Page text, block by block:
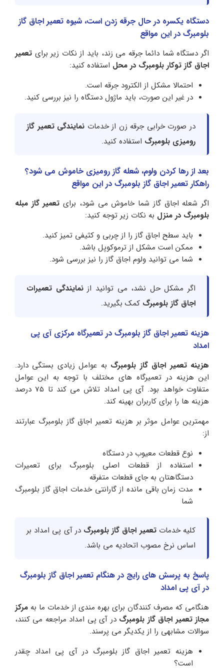
دستگاه یکسره در حال جرقه زدن است، شیوه تعمیر اجاق گاز
بلومبرگ در این مواقع
اگر دستگاه شما دائما جرقه می زند، باید از نکات زیر برای تعمیر
اجاق گاز توکار بلومبرگ در محل استفاده کنید:
احتمالا مشکل از الکترود جرقه است.
در غیر این صورت، باید ماژول دستگاه را نیز بررسی کنید.
در صورت خرابی جرقه زن از خدمات نمایندگی تعمیر گاز
رومیزی بلومبرگ استفاده کنید.
بعد از رها کردن ولوم، شعله گاز رومیزی خاموش می شود؟
راهکار تعمیر اجاق گاز بلومبرگ در این مواقع
اگر شعله اجاق گاز شما خاموش می شود، برایتعمیر گاز مبله
بلومبرگ در منزل به نکات زیر توجه کنید:
باید سطح اجاق گاز را از چربی و کثیفی تمیز کنید.
ممکن است مشکل از ترموکوپل باشد.
شما می توانید ولوم اجاق گاز را نیز بررسی شود.
اگر مشکل حل نشد، می توانید ازنمایندگی تعمیرات
اجاق گاز بلومبرگ کمک بگیرید.
هزینه تعمیر اجاق گاز بلومبرگ در تعمیرگاه مرکزی آی پی
امداد
هزینه تعمیر اجاق گاز بلومبرگ به عوامل زیادی بستگی دارد.
این هزینه در تعمیرگاه های مختلف با توجه به این عوامل
متفاوت خواهد بود. آی پی امداد تلاش می کند تا 75 درصد
هزینه ها را برای کاربران بهینه کند.
مهمترین عوامل موثر بر هزینه تعمیر اجاق گاز بلومبرگ عبارتند
از:
نوع قطعات معیوب در دستگاه
استفاده از قطعات اصلی بلومبرگ برای تعمیرات
دستگاهتان به جای قطعات متفرقه
مدت زمان باقی مانده از گارانتی خدمات اجاق گاز بلومبرگ
شما
کلیه خدماتتعمیر اجاق گاز بلومبرگ در آی پی امداد بر
اساس نرخ مصوب اتحادیه می باشد.
پاسخ به پرسش های رایج در هنگام تعمیر اجاق گاز بلومبرگ
در آی پی امداد
هنگامی که مصرف کنندگان برای بهره مندی از خدمات ما به مرکز
مجاز تعمیر اجاق گاز بلومبرگ در آی پی امداد مراجعه می کنند،
سوالات مشابهی را از یکدیگر می پرسند.
هزینه تعمیر اجاق گاز بلومبرگ در آی پی امداد چقدر
است؟